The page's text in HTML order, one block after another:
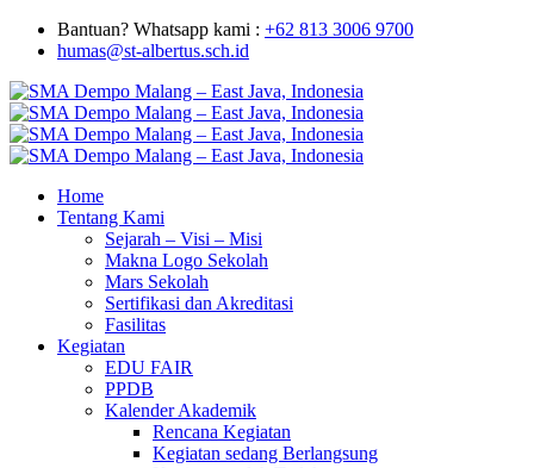
Bantuan? Whatsapp kami : +62 813 3006 9700
humas@st-albertus.sch.id
Home
Tentang Kami
Sejarah – Visi – Misi
Makna Logo Sekolah
Mars Sekolah
Sertifikasi dan Akreditasi
Fasilitas
Kegiatan
EDU FAIR
PPDB
Kalender Akademik
Rencana Kegiatan
Kegiatan sedang Berlangsung